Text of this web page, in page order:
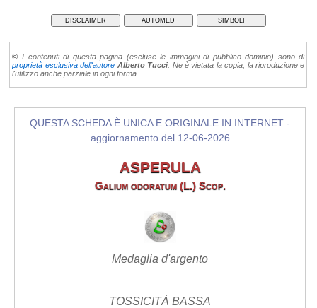
DISCLAIMER AUTOMED SIMBOLI
© I contenuti di questa pagina (escluse le immagini di pubblico dominio) sono di
proprietà esclusiva dell'autore Alberto Tucci . Ne è vietata la copia, la riproduzione e
l'utilizzo anche parziale in ogni forma.
QUESTA SCHEDA È UNICA E ORIGINALE IN INTERNET -
aggiornamento del 12-06-2026
ASPERULA
Galium odoratum (L.) Scop.
Medaglia d'argento
TOSSICITÀ BASSA